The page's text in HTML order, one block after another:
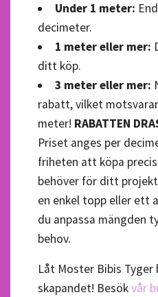
Under 1 meter:
decimeter.
1 meter eller mer:
ditt köp.
3 meter eller mer:
rabatt, vilket
meter! RABATTEN
Priset anges per
friheten att köpa
behöver för ditt
en enkel topp eller ett
du anpassa mängden
behov.
Låt Moster Bibis Tyger
skapandet! Besökvår